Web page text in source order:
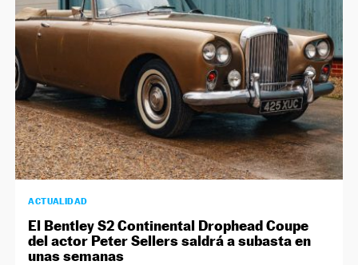
ACTUALIDAD
El Bentley S2 Continental Drophead Coupe
del actor Peter Sellers saldrá a subasta en
unas semanas